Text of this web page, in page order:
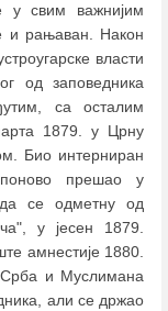
у свим важнијим
и рањаван. Након
власти
од заповедника
са осталим
1879. у Црну
Био интерниран
прешао у
се одметну од
у јесен 1879.
амнестије 1880.
Срба и Муслимана
али се држао